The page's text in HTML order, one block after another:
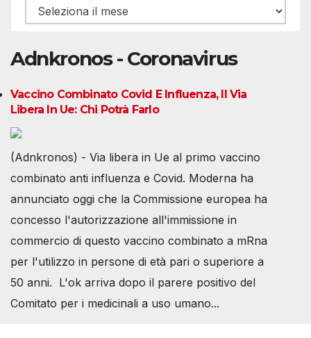
Archivio
Adnkronos - Coronavirus
Vaccino Combinato Covid E Influenza, Il Via
Libera In Ue: Chi Potrà Farlo
(Adnkronos) - Via libera in Ue al primo vaccino
combinato anti influenza e Covid. Moderna ha
annunciato oggi che la Commissione europea ha
concesso l'autorizzazione all'immissione in
commercio di questo vaccino combinato a mRna
per l'utilizzo in persone di età pari o superiore a
50 anni. L'ok arriva dopo il parere positivo del
Comitato per i medicinali a uso umano...